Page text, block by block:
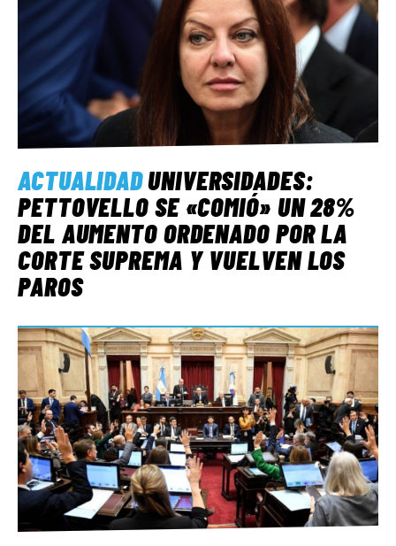
ACTUALIDADUNIVERSIDADES:
PETTOVELLO SE «COMIÓ» UN 28%
DEL AUMENTO ORDENADO POR LA
CORTE SUPREMA Y VUELVEN LOS
PAROS